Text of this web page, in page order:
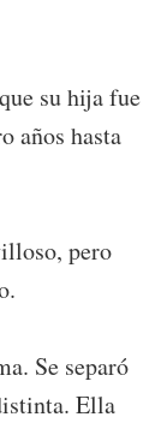
su hija fue
años hasta
pero
Se separó
Ella